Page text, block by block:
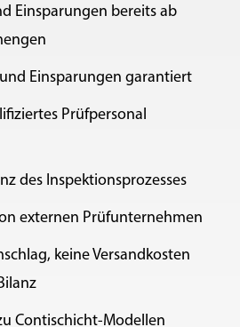
Einsparungen bereits ab
Einsparungen garantiert
Prüfpersonal
des Inspektionsprozesses
externen Prüfunternehmen
keine Versandkosten
Contischicht-Modellen